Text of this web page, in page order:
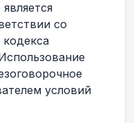
со
условий